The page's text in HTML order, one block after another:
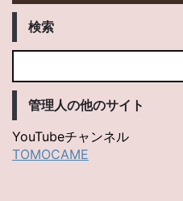
検索
管理人の他のサイト
YouTubeチャンネル
TOMOCAME